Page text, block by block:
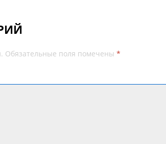
Обязательные поля помечены*